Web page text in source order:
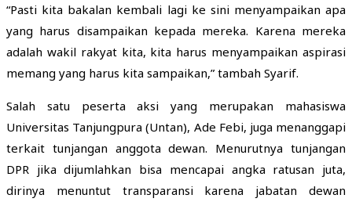
“Pasti kita bakalan kembali lagi ke sini menyampaikan apa
yang harus disampaikan kepada mereka. Karena mereka
adalah wakil rakyat kita, kita harus menyampaikan aspirasi
memang yang harus kita sampaikan,” tambah Syarif.
Salah satu peserta aksi yang merupakan mahasiswa
Universitas Tanjungpura (Untan), Ade Febi, juga menanggapi
terkait tunjangan anggota dewan. Menurutnya tunjangan
DPR jika dijumlahkan bisa mencapai angka ratusan juta,
dirinya menuntut transparansi karena jabatan dewan